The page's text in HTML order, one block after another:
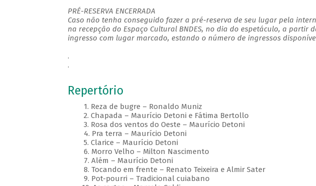
PRÉ-RESERVA ENCERRADA
Caso não tenha conseguido fazer a pré-reserva de seu lugar pela
na recepção do Espaço Cultural BNDES, no dia do espetáculo, a partir
ingresso com lugar marcado, estando o número de ingressos
.
.
Repertório
1. Reza de bugre – Ronaldo Muniz
2. Chapada – Maurício Detoni e Fátima Bertollo
3. Rosa dos ventos do Oeste – Maurício Detoni
4. Pra terra – Maurício Detoni
5. Clarice – Maurício Detoni
6. Morro Velho – Milton Nascimento
7. Além – Maurício Detoni
8. Tocando em frente – Renato Teixeira e Almir Sater
9. Pot-pourri – Tradicional cuiabano